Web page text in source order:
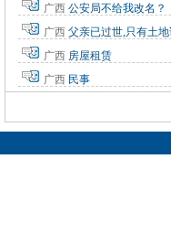
广西 公安局不给我改名？
广西 父亲已过世,只有土
广西 房屋租赁
广西 民事